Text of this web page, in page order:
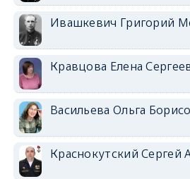
Ивашкевич Григорий
Кравцова Елена
Васильева Ольга
Краснокутский Сергей